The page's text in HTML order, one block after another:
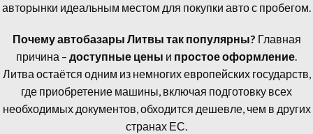
авторынки идеальным местом для покупки авто с пробегом.
Почему автобазары Литвы так популярны? Главная
причина – доступные цены и простое оформление.
Литва остаётся одним из немногих европейских государств,
где приобретение машины, включая подготовку всех
необходимых документов, обходится дешевле, чем в других
странах ЕС.